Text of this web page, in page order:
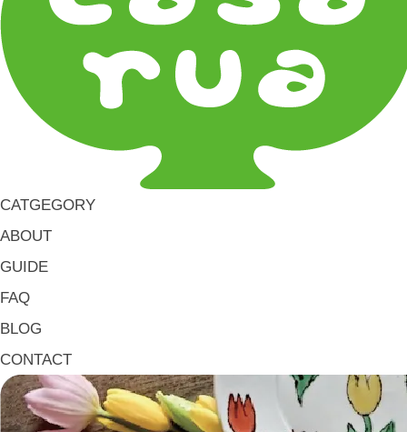
CATGEGORY
ABOUT
GUIDE
FAQ
BLOG
CONTACT
碗・椀・丼 Bowls
小皿・豆皿 Small Plates & Pea Cups
平皿 Flat Plates
中皿 Side Plates
マグ & カップ Mugs & Cups
ピッチャー Jugs
一輪挿し・花瓶
こども用 Kids Tableware